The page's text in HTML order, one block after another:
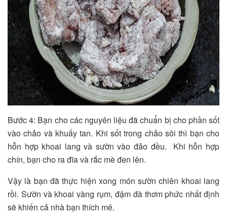
Bước 4: Bạn cho các nguyên liệu đã chuẩn bị cho phần sốt
vào chảo và khuấy tan. Khi sốt trong chảo sôi thì bạn cho
hỗn hợp khoai lang và sườn vào đảo đều. Khi hỗn hợp
chín, bạn cho ra đĩa và rắc mè đen lên.
Vậy là bạn đã thực hiện xong món sườn chiên khoai lang
rồi. Sườn và khoai vàng rụm, đậm đà thơm phức nhất định
sẽ khiến cả nhà bạn thích mê.